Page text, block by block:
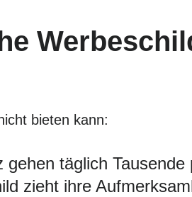
bieten kann:
täglich Tausende
zieht ihre